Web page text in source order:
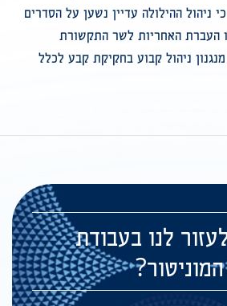
ניהול ההילולה עדיין נשען על הסדרים
העברת האחריות לשר התקשורת
ניהול קבוע בחקיקת קבע לכלל
לנו בעבודת
המוניטור?